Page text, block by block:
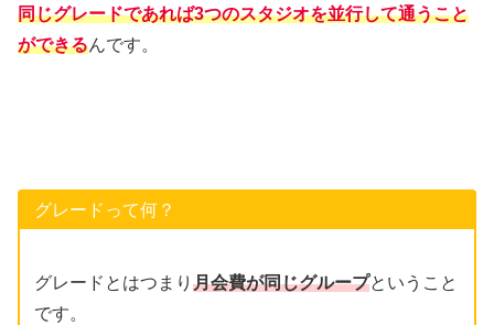
同じグレードであれば3つのスタジオを並行して通うこと
ができるんです。
グレードって何？
グレードとはつまり 月会費が同じグループということ
です。